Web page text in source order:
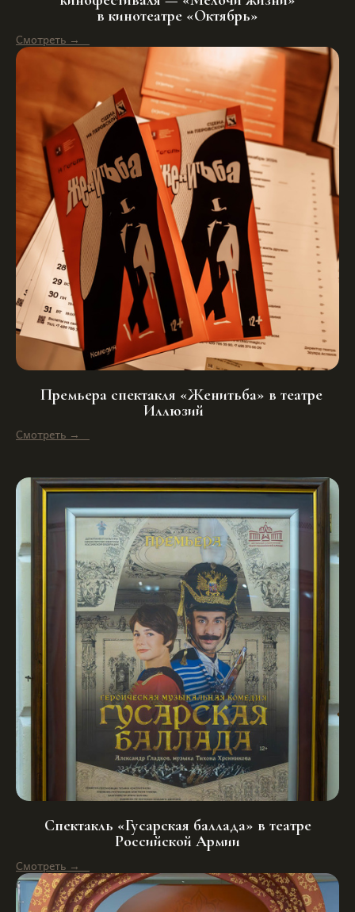
в кинотеатре «Октябрь»
Смотреть →
Премьера спектакля «Женитьба» в театре
Иллюзий
Смотреть →
Спектакль «Гусарская баллада» в театре
Российской Армии
Смотреть →